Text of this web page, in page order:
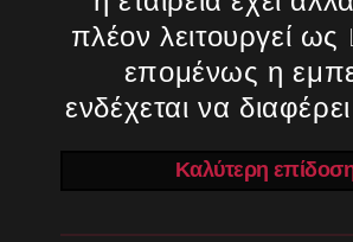
πλέον λειτουργεί ως
επομένως η
ενδέχεται να
Καλύτερη